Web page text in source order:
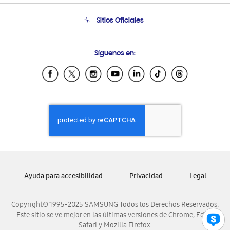
Condiciones de Compra
Soporte vía eMail
Sitios Oficiales
Samsung Ecuador
Samsung El Salvador
Samsung Honduras
Samsung Nicaragua
Samsung Panamá
Samsung Venezuela
Síguenos en:
Copyright© 1995-2025 SAMSUNG Todos los Derechos Reservados.
Este sitio se ve mejor en las últimas versiones de Chrome, Edge,
Safari y Mozilla Firefox.
Ayuda para accesibilidad Privacidad Legal